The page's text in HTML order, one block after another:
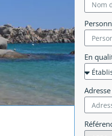
En